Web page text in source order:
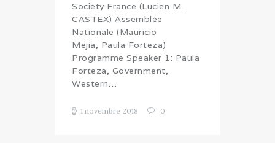
Society France (Lucien M.
CASTEX) Assemblée
Nationale (Mauricio
Mejia, Paula Forteza)
Programme Speaker 1: Paula
Forteza, Government,
Western…
1 novembre 2018 0